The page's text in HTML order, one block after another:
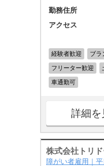
勤務住所
アクセス
経験者歓迎 ブラ
フリーター歓迎
車通勤可
詳細を
株式会社トリ
障がい者雇用｜